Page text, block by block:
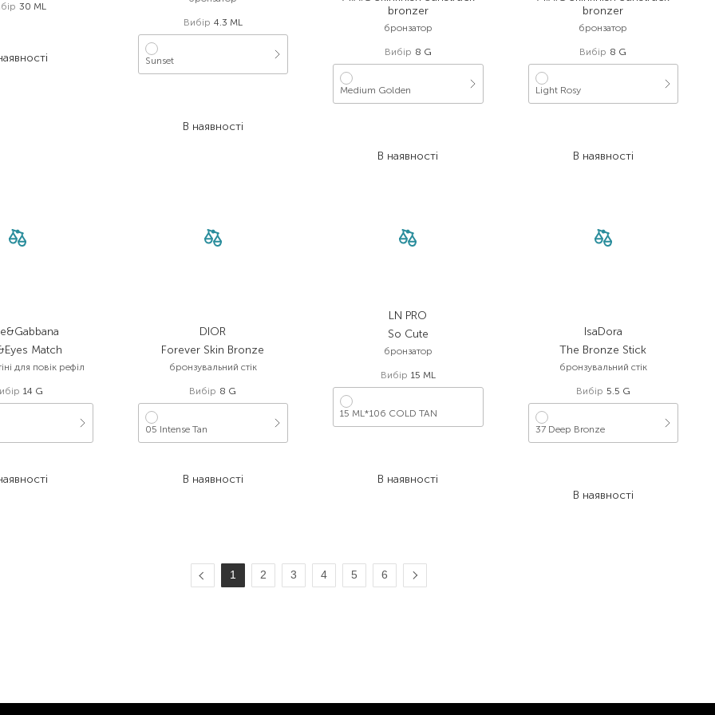
30 ML
Вибір 4.3 ML
Sunset
В наявності
bronzer
бронзатор
Вибір 8 G
Medium Golden
В наявності
bronzer
бронзатор
Вибір 8 G
Light Rosy
В наявності
Match
для повік рефіл
14 G
DIOR
Forever Skin Bronze
бронзувальний стік
Вибір 8 G
05 Intense Tan
В наявності
LN PRO
So Cute
бронзатор
Вибір 15 ML
15 ML*106 COLD TAN
В наявності
IsaDora
The Bronze Stick
бронзувальний стік
Вибір 5.5 G
37 Deep Bronze
В наявності
1 2 3 4 5 6